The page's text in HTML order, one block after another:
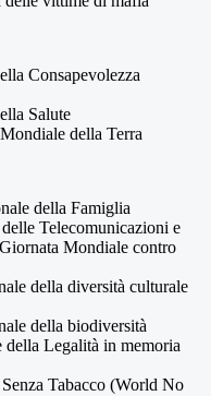
Consapevolezza
Salute
della Terra
della Famiglia
Telecomunicazioni e
Mondiale contro
della diversità culturale
della biodiversità
Legalità in memoria
Tabacco (World No